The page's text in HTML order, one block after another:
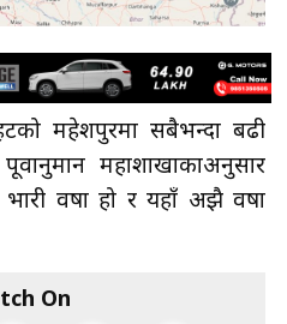
महेशपुरमा सबैभन्दा बढी
महाशाखाकाअनुसार
वर्षा हो र यहाँ अझै वर्षा
On